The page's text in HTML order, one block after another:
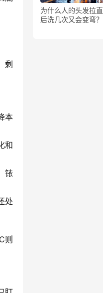
剩
本
和
铱
处
则
为什么人的头发拉直
后洗几次又会变弯？